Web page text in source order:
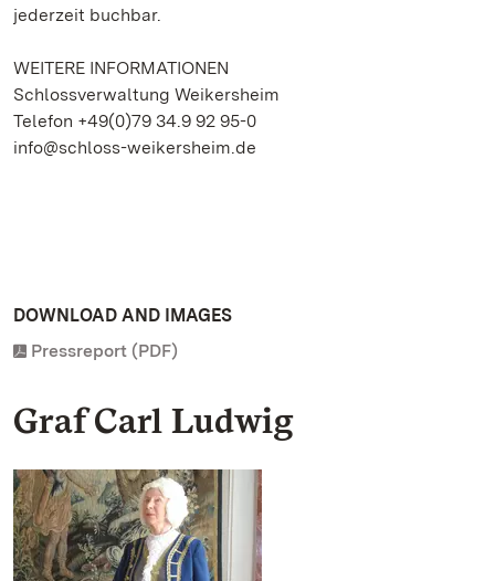
jederzeit buchbar.
WEITERE INFORMATIONEN
Schlossverwaltung Weikersheim
Telefon +49(0)79 34.9 92 95-0
info@schloss-weikersheim.de
DOWNLOAD AND IMAGES
Pressreport (PDF)
Graf Carl Ludwig